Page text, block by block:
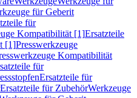
für Geberit
für
Kompatibilität [1]Ersatzteile
[1]Presswerkzeuge
Kompatibilität
für
Ersatzteile für
Ersatzteile für ZubehörWerkzeuge